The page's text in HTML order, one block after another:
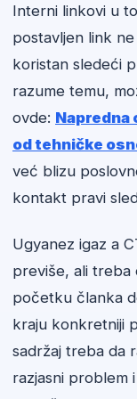
Interni linkovi u
postavljen link
koristan sledeći
razume temu,
ovde: Napredna
od tehničke
već blizu
kontakt pravi
Ugyanez igaz a
previše, ali treba
početku članka
kraju konkretniji
sadržaj treba da
razjasni problem